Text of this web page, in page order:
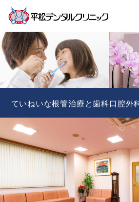
ていねいな根管治療と歯科口腔外